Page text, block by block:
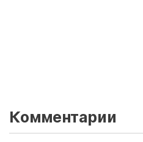
Комментарии